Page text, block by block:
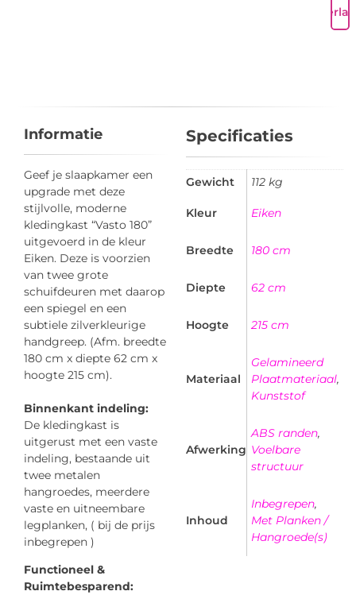
Informatie
Geef je slaapkamer een
upgrade met deze
stijlvolle, moderne
kledingkast “Vasto 180”
uitgevoerd in de kleur
Eiken. Deze is voorzien
van twee grote
schuifdeuren met daarop
een spiegel en een
subtiele zilverkleurige
handgreep. (Afm. breedte
180 cm x diepte 62 cm x
hoogte 215 cm).
Binnenkant indeling:
De kledingkast is
uitgerust met een vaste
indeling, bestaande uit
twee metalen
hangroedes, meerdere
vaste en uitneembare
legplanken, ( bij de prijs
inbegrepen )
Functioneel &
Ruimtebesparend:
Specificaties
Gewicht 112 kg
Kleur Eiken
Breedte 180 cm
Diepte 62 cm
Hoogte 215 cm
Materiaal
Gelamineerd
Plaatmateriaal,
Kunststof
Afwerking
ABS randen,
Voelbare
structuur
Inhoud
Inbegrepen,
Met Planken /
Hangroede(s)